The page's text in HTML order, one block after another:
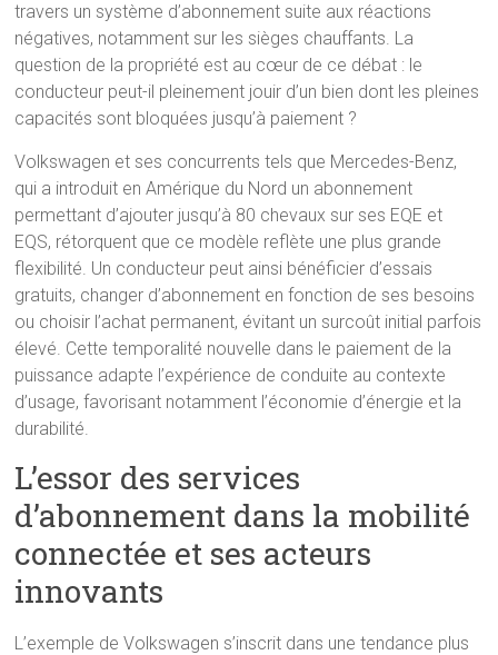
travers un système d’abonnement suite aux réactions
négatives, notamment sur les sièges chauffants. La
question de la propriété est au cœur de ce débat : le
conducteur peut-il pleinement jouir d’un bien dont les pleines
capacités sont bloquées jusqu’à paiement ?
Volkswagen et ses concurrents tels que Mercedes-Benz,
qui a introduit en Amérique du Nord un abonnement
permettant d’ajouter jusqu’à 80 chevaux sur ses EQE et
EQS, rétorquent que ce modèle reflète une plus grande
flexibilité. Un conducteur peut ainsi bénéficier d’essais
gratuits, changer d’abonnement en fonction de ses besoins
ou choisir l’achat permanent, évitant un surcoût initial parfois
élevé. Cette temporalité nouvelle dans le paiement de la
puissance adapte l’expérience de conduite au contexte
d’usage, favorisant notamment l’économie d’énergie et la
durabilité.
L’essor des services
d’abonnement dans la mobilité
connectée et ses acteurs
innovants
L’exemple de Volkswagen s’inscrit dans une tendance plus